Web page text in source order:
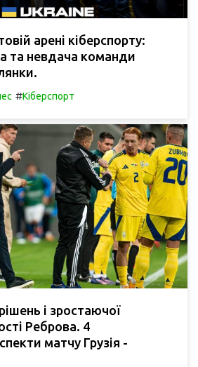
арені кіберспорту:
та невдача команди
#Кіберспорт
і зростаючої
Реброва. 4
матчу Грузія -